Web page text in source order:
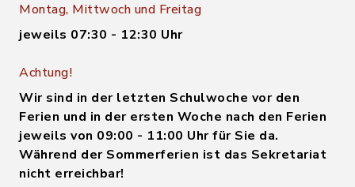
Montag, Mittwoch und Freitag
jeweils 07:30 - 12:30 Uhr
Achtung!
Wir sind in der letzten Schulwoche vor den
Ferien und in der ersten Woche nach den Ferien
jeweils von 09:00 - 11:00 Uhr für Sie da.
Während der Sommerferien ist das Sekretariat
nicht erreichbar!